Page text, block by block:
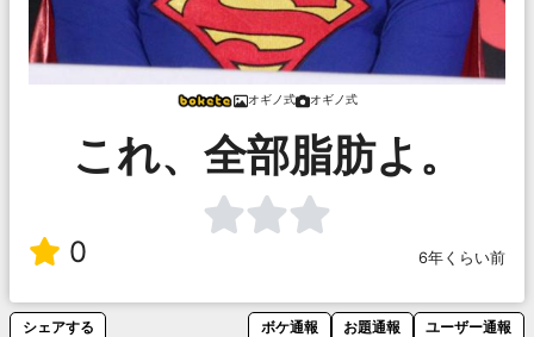
オギノ式 オギノ式
これ、全部脂肪よ。
0 6年くらい前
シェアする ボケ通報 お題通報 ユーザー通報